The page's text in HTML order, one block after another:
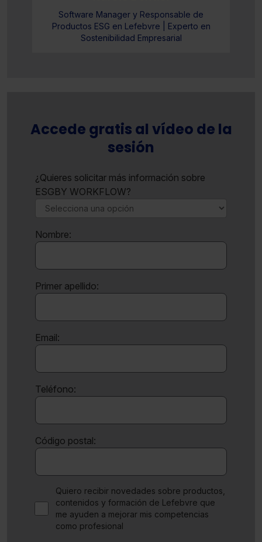
Software Manager y Responsable de
Productos ESG en Lefebvre | Experto en
Sostenibilidad Empresarial
Accede gratis al vídeo de la
sesión
¿Quieres solicitar más información sobre
ESGBY WORKFLOW?
Nombre:
Primer apellido:
Email:
Teléfono:
Código postal:
Quiero recibir novedades sobre productos,
contenidos y formación de Lefebvre que
me ayuden a mejorar mis competencias
como profesional